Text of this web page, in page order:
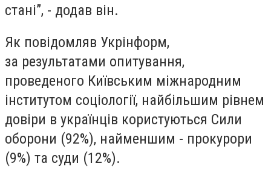
стані”, - додав він.
Як повідомляв Укрінформ,
за результатами опитування,
проведеного Київським міжнародним
інститутом соціології, найбільшим рівнем
довіри в українців користуються Сили
оборони (92%), найменшим - прокурори
(9%) та суди (12%).